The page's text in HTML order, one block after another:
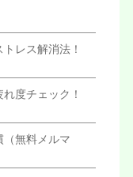
レス解消法！
度チェック！
（無料メルマ